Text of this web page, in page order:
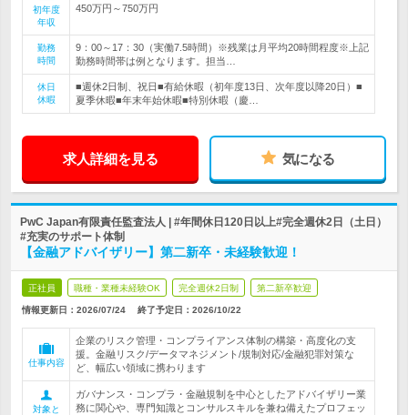
初年度
年収
450万円～750万円
勤務
時間
9：00～17：30（実働7.5時間）※残業は月平均20時間程度※上記
勤務時間帯は例となります。担当…
休日
休暇
■週休2日制、祝日■有給休暇（初年度13日、次年度以降20日）■
夏季休暇■年末年始休暇■特別休暇（慶…
求人詳細を見る 気になる
PwC Japan有限責任監査法人 | #年間休日120日以上#完全週休2日（土日）
#充実のサポート体制
【金融アドバイザリー】第二新卒・未経験歓迎！
正社員 職種・業種未経験OK 完全週休2日制 第二新卒歓迎
情報更新日：2026/07/24 終了予定日： 2026/10/22
仕事内容
企業のリスク管理・コンプライアンス体制の構築・高度化の支
援。金融リスク/データマネジメント/規制対応/金融犯罪対策な
ど、幅広い領域に携わります
対象と
ガバナンス・コンプラ・金融規制を中心としたアドバイザリー業
務に関心や、専門知識とコンサルスキルを兼ね備えたプロフェッ